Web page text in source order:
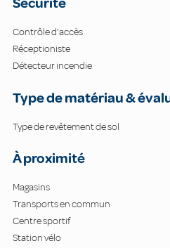
Contrôle d'accès
Réceptioniste
Détecteur incendie
Type de matériau &
Type de revêtement de sol
À proximité
Magasins
Transports en commun
Centre sportif
Station vélo